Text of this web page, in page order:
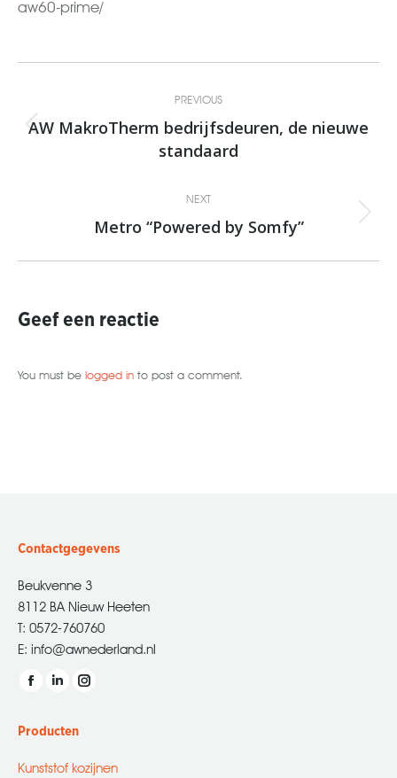
aw60-prime/
navigation
PREVIOUS
Previous
AW MakroTherm bedrijfsdeuren, de nieuwe
standaard
NEXT
Next
Metro “Powered by Somfy”
Geef een reactie
You must be logged in to post a comment.
Contactgegevens
Beukvenne 3
8112 BA Nieuw Heeten
T: 0572-760760
E: info@awnederland.nl
Vind ons op:
opensopens
Producten
Kunststof kozijnen